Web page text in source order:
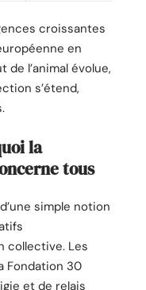
croissantes
en
l’animal évolue,
s’étend,
la
tous
simple notion
collective. Les
Fondation 30
et de relais